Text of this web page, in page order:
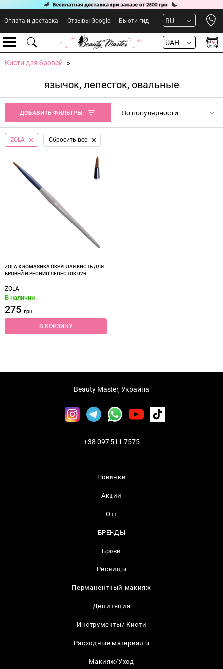
Оплата и доставка Отзывы Google Бьюти-гид RU
UAH
Кисти для бровей
язычок, лепесток, овальные
ДОБАВИТЬ ФИЛЬТРЫ По популярности
ZOLA Сбросить все
ZOLA X ROMASHKA ОКРУГЛАЯ КИСТЬ ДЛЯ
БРОВЕЙ И РЕСНИЦ ЛЕПЕСТОК 02R
ZOLA
В наличии
275 грн
В КОРЗИНУ
Новинки
Акции
Опт
БРЕНДЫ
Брови
Ресницы
Перманентный макияж
Депиляция
Инструменты/ Кисти
Расходные материалы
Макияж/Уход
Beauty Master, Украина
+38 097 511 7575